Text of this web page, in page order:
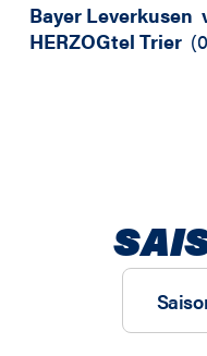
Bayer Leverkusen
HERZOGtel Trier (